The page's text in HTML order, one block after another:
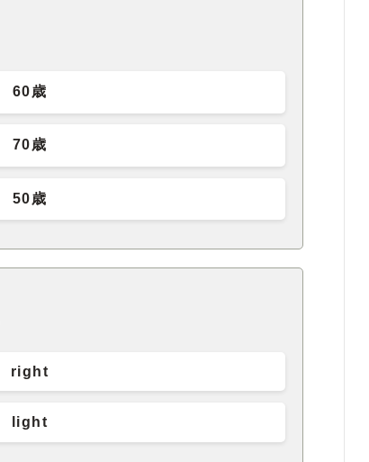
60歳
70歳
50歳
right
light